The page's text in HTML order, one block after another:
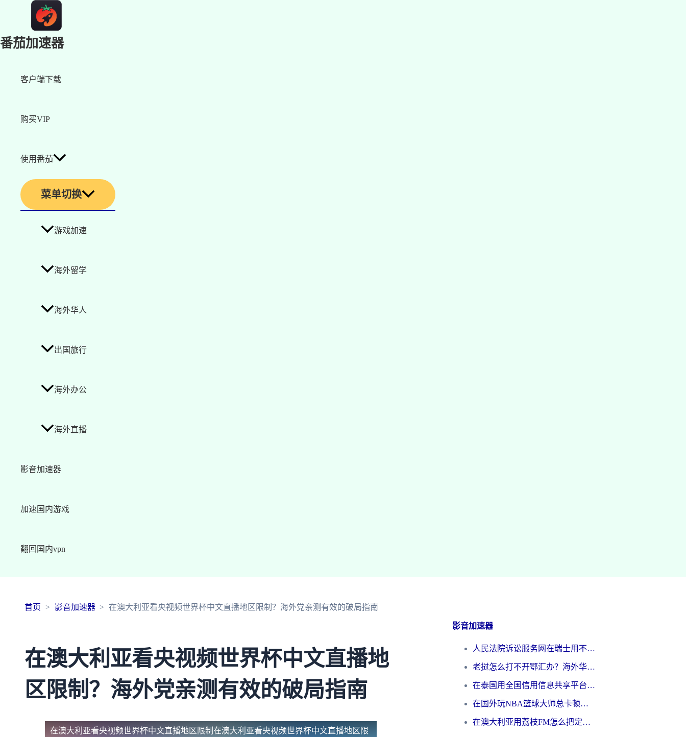
番茄加速器
客户端下载
购买VIP
使用番茄
菜单切换
游戏加速
海外留学
海外华人
出国旅行
海外办公
海外直播
影音加速器
加速国内游戏
翻回国内vpn
首页 影音加速器 在澳大利亚看央视频世界杯中文直播地区限制？海外党亲测有效的破局指南
在澳大利亚看央视频世界杯中文直播地
区限制？海外党亲测有效的破局指南
在澳大利亚看央视频世界杯中文直播地区限制 在澳大利亚看央视频世界杯中文直播地区限
影音加速器
人民法院诉讼服务网在瑞士用不了怎么办？海外华人必备的回国加速指南
老挝怎么打不开鄂汇办？海外华人必看的回国加速全攻略（附欧洲杯小说流畅技巧）
在泰国用全国信用信息共享平台怎么把定位修改到中国国内？海外党解决国内服务访问难题的实用指南
在国外玩NBA篮球大师总卡顿？这篇解决你所有海外看国内内容的烦恼
在澳大利亚用荔枝FM怎么把定位修改到中国国内？海外华人必看的内容访问指南